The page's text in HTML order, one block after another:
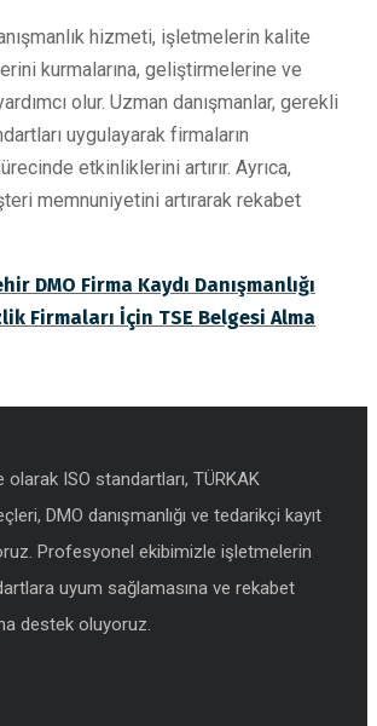
hizmeti, işletmelerin kalite
kurmalarına, geliştirmelerine ve
olur. Uzman danışmanlar, gerekli
uygulayarak firmaların
etkinliklerini artırır. Ayrıca,
memnuniyetini artırarak rekabet
DMO Firma Kaydı Danışmanlığı
Firmaları İçin TSE Belgesi Alma
olarak ISO standartları, TÜRKAK
DMO danışmanlığı ve tedarikçi kayıt
Profesyonel ekibimizle işletmelerin
uyum sağlamasına ve rekabet
destek oluyoruz.